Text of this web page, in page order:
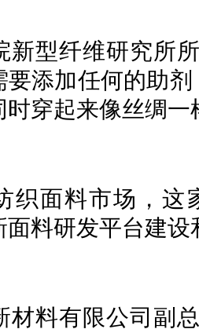
新型纤维研究所
要添加任何的助
穿起来像丝绸一
织面料市场，这
面料研发平台建
材料有限公司副